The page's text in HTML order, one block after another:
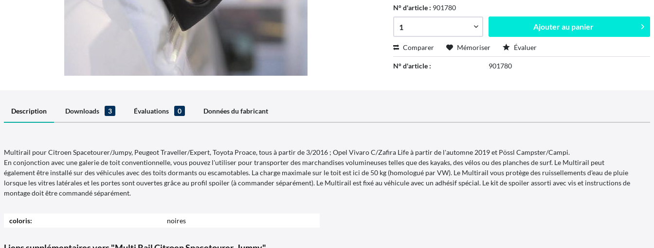
N° d'article : 901780
Ajouter au panier
Comparer Mémoriser Évaluer
N° d'article : 901780
Description Downloads 3 Évaluations 0 Données du fabricant
Multirail pour Citroen Spacetourer/Jumpy, Peugeot Traveller/Expert, Toyota Proace, tous à partir de 3/2016 ; Opel Vivaro C/Zafira Life à partir de l'automne 2019 et Pössl Campster/Campi.
En conjonction avec une galerie de toit conventionnelle, vous pouvez l'utiliser pour transporter des marchandises volumineuses telles que des kayaks, des vélos ou des planches de surf. Le Multirail peut
également être installé sur des véhicules avec des toits dormants ou escamotables. La charge maximale sur le toit est ici de 50 kg (homologué par VW). Le Multirail vous protège des ruissellements d'eau de pluie
lorsque les vitres latérales et les portes sont ouvertes grâce au profil spoiler (à commander séparément). Le Multirail est fixé au véhicule avec un adhésif spécial. Le kit de spoiler assorti avec vis et instructions de
montage doit être commandé séparément.
coloris: noires